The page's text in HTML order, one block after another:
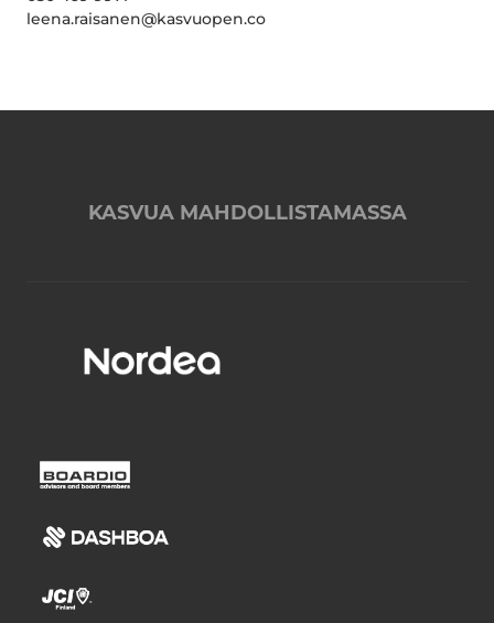
leena.raisanen@kasvuopen.co
KASVUA MAHDOLLISTAMASSA